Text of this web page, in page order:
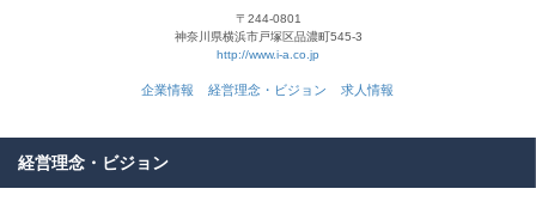
〒244-0801
神奈川県横浜市戸塚区品濃町545-3
http://www.i-a.co.jp
企業情報 経営理念・ビジョン 求人情報
経営理念・ビジョン